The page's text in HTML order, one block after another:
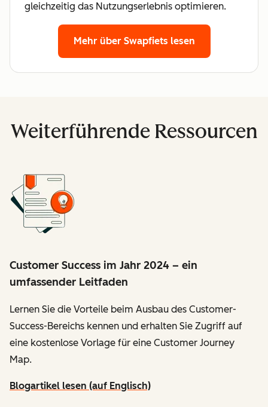
gleichzeitig das Nutzungserlebnis optimieren.
Mehr über Swapfiets lesen
Weiterführende Ressourcen
Customer Success im Jahr 2024 – ein
umfassender Leitfaden
Lernen Sie die Vorteile beim Ausbau des Customer-
Success-Bereichs kennen und erhalten Sie Zugriff auf
eine kostenlose Vorlage für eine Customer Journey
Map.
Blogartikel lesen (auf Englisch)